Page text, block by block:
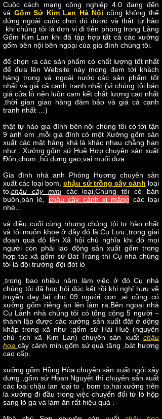
Cuộc cách mạng công nghiệp 4.0 đang đến
và Gốm Sứ Kim Lan Hà Nội cũng không thể
đứng ngoài cuộc chơi đó được và thật tự hào
khi chúng tôi là đơn vị đi tiên phong trong Làng
Gốm Kim Lan khi đã tập hợp tất cả các xưởng
gốm bên nội bên ngoại của gia đình chúng tôi.
để chọn ra các sản phẩm có chất lượng tốt nhất
để đưa lên Website này mong đem tới khách
hàng trong và ngoài nước các sản phẩm tốt
nhất và giá cả cạnh tranh nhất (vì chúng tôi bán
giá cửa lò nên luôn cam kết chất lượng cao nhất
,thời gian giao hàng đàm bảo và giá cả cạnh
tranh nhất …)
thật tự hào gia đình bên nội chúng tôi có tới tận
9 anh em ,mỗi gia đình có một Xưởng gốm sản
xuất các mặt hàng khá là khác nhau chẳng hạn
như : Xưởng gốm sứ Huệ Hợp chuyên sản xuất
Đôn,chum ,hũ đựng gạo,vại muối dưa.
Gia đình nhà anh Phóng Hương chuyên sản
xuất các loại bom, chậu sứ trồng cây cảnh loại
to, chậu cây minicác loại,Chúng tôi có bán
buôn,bán lẻ, chậu cây cảnh xi măng các loại
nhé…
và điều cuối cùng nhưng chúng tôi tự hào nhất
và tôi muốn khoe ở đây đó là Cụ Lựu ,trong giai
đoạn quá độ lên Xã hội chủ nghĩa khi đó mọi
người còn phải lao động sản xuất gốm trong
hợp tác xã gốm sứ Bát Tràng thì Cụ nhà chúng
tôi là đội trưởng đội đót lò
,trong bao nhiêu năm làm việc ở đó Cụ nhà
chúng tôi đã học hỏi đúc kết rồi khi nghỉ hưu về
truyền dạy lại cho 09 người con ,ai cũng có
xưởng gốm riêng ăn lên làm ra.Bên ngoại nhà
Cụ Lành nhà chúng tôi có tổng cộng 5 người –
thành lập được các xưởng sản xuất đặt ở dộng
khắp trong xã như :gốm sứ Hải Huệ (nguyên
chủ tịch xã Kim Lan) chuyên sản xuất chậu
hoa cây cảnh mini,gốm sứ quà tặng ,bát hương
cao cấp.
xưởng gốm Hồng Hòa chuyên sản xuất ngói xây
dựng ,gốm sứ Hoan Nguyệt thì chuyên sản xuất
các loại chậu lan loại to , bom to,hai xưởng trên
là xưởng đi đầu trong việc chuyển đổi từ lò hộp
sang lò ga và làm ăn rất hiệu quả .